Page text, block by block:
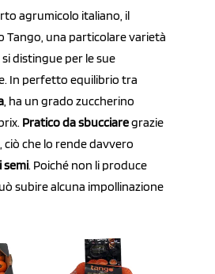
agrumicolo italiano, il
Tango, una particolare varietà
si distingue per le sue
In perfetto equilibrio tra
, ha un grado zuccherino
Pratico da sbucciaregrazie
ciò che lo rende davvero
semi. Poiché non li produce
subire alcuna impollinazione